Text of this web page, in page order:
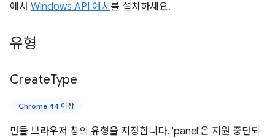
에서 Windows API 예시 를 설치하세요.
유형
CreateType
Chrome 44 이상
만들 브라우저 창의 유형을 지정합니다. 'panel'은 지원 중단되